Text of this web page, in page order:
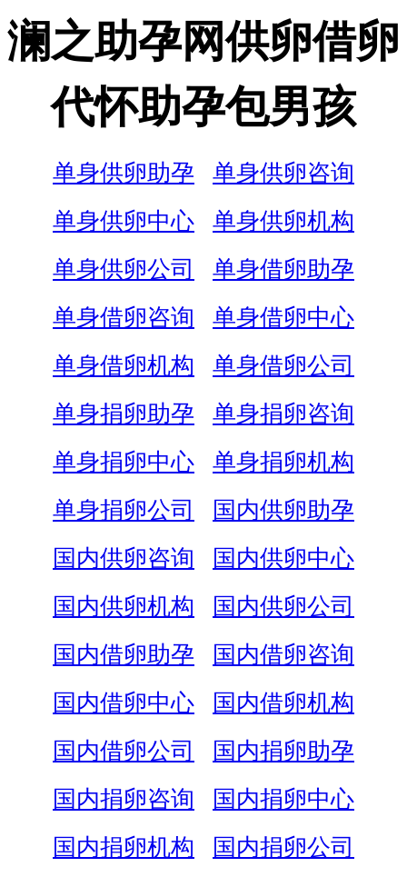
澜之助孕网供卵借卵
代怀助孕包男孩
单身供卵助孕
单身供卵咨询
单身供卵中心
单身供卵机构
单身供卵公司
单身借卵助孕
单身借卵咨询
单身借卵中心
单身借卵机构
单身借卵公司
单身捐卵助孕
单身捐卵咨询
单身捐卵中心
单身捐卵机构
单身捐卵公司
国内供卵助孕
国内供卵咨询
国内供卵中心
国内供卵机构
国内供卵公司
国内借卵助孕
国内借卵咨询
国内借卵中心
国内借卵机构
国内借卵公司
国内捐卵助孕
国内捐卵咨询
国内捐卵中心
国内捐卵机构
国内捐卵公司